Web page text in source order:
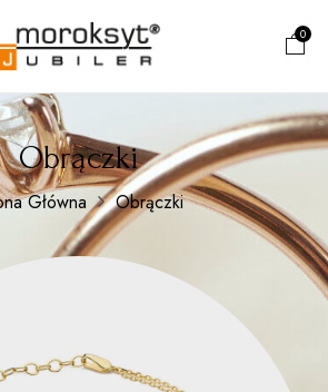
0
Obrączki
Główna Obrączki